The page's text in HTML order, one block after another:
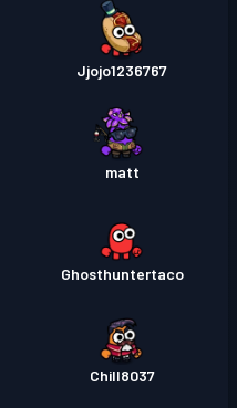
Jjojo1236767
matt
Ghosthuntertaco
Chill8037